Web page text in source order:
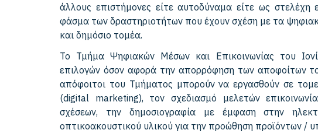
άλλους επιστήμονες είτε αυτοδύναμα είτε ως στελέχη
φάσμα των δραστηριοτήτων που έχουν σχέση με τα
και δημόσιο τομέα.
Το Τμήμα Ψηφιακών Μέσων και Επικοινωνίας του
επιλογών όσον αφορά την απορρόφηση των αποφοίτων
απόφοιτοι του Τμήματος μπορούν να εργασθούν σε
(digital marketing), τον σχεδιασμό μελετών
σχέσεων, την δημοσιογραφία με έμφαση στην
οπτικοακουστικού υλικού για την προώθηση προϊόντων /